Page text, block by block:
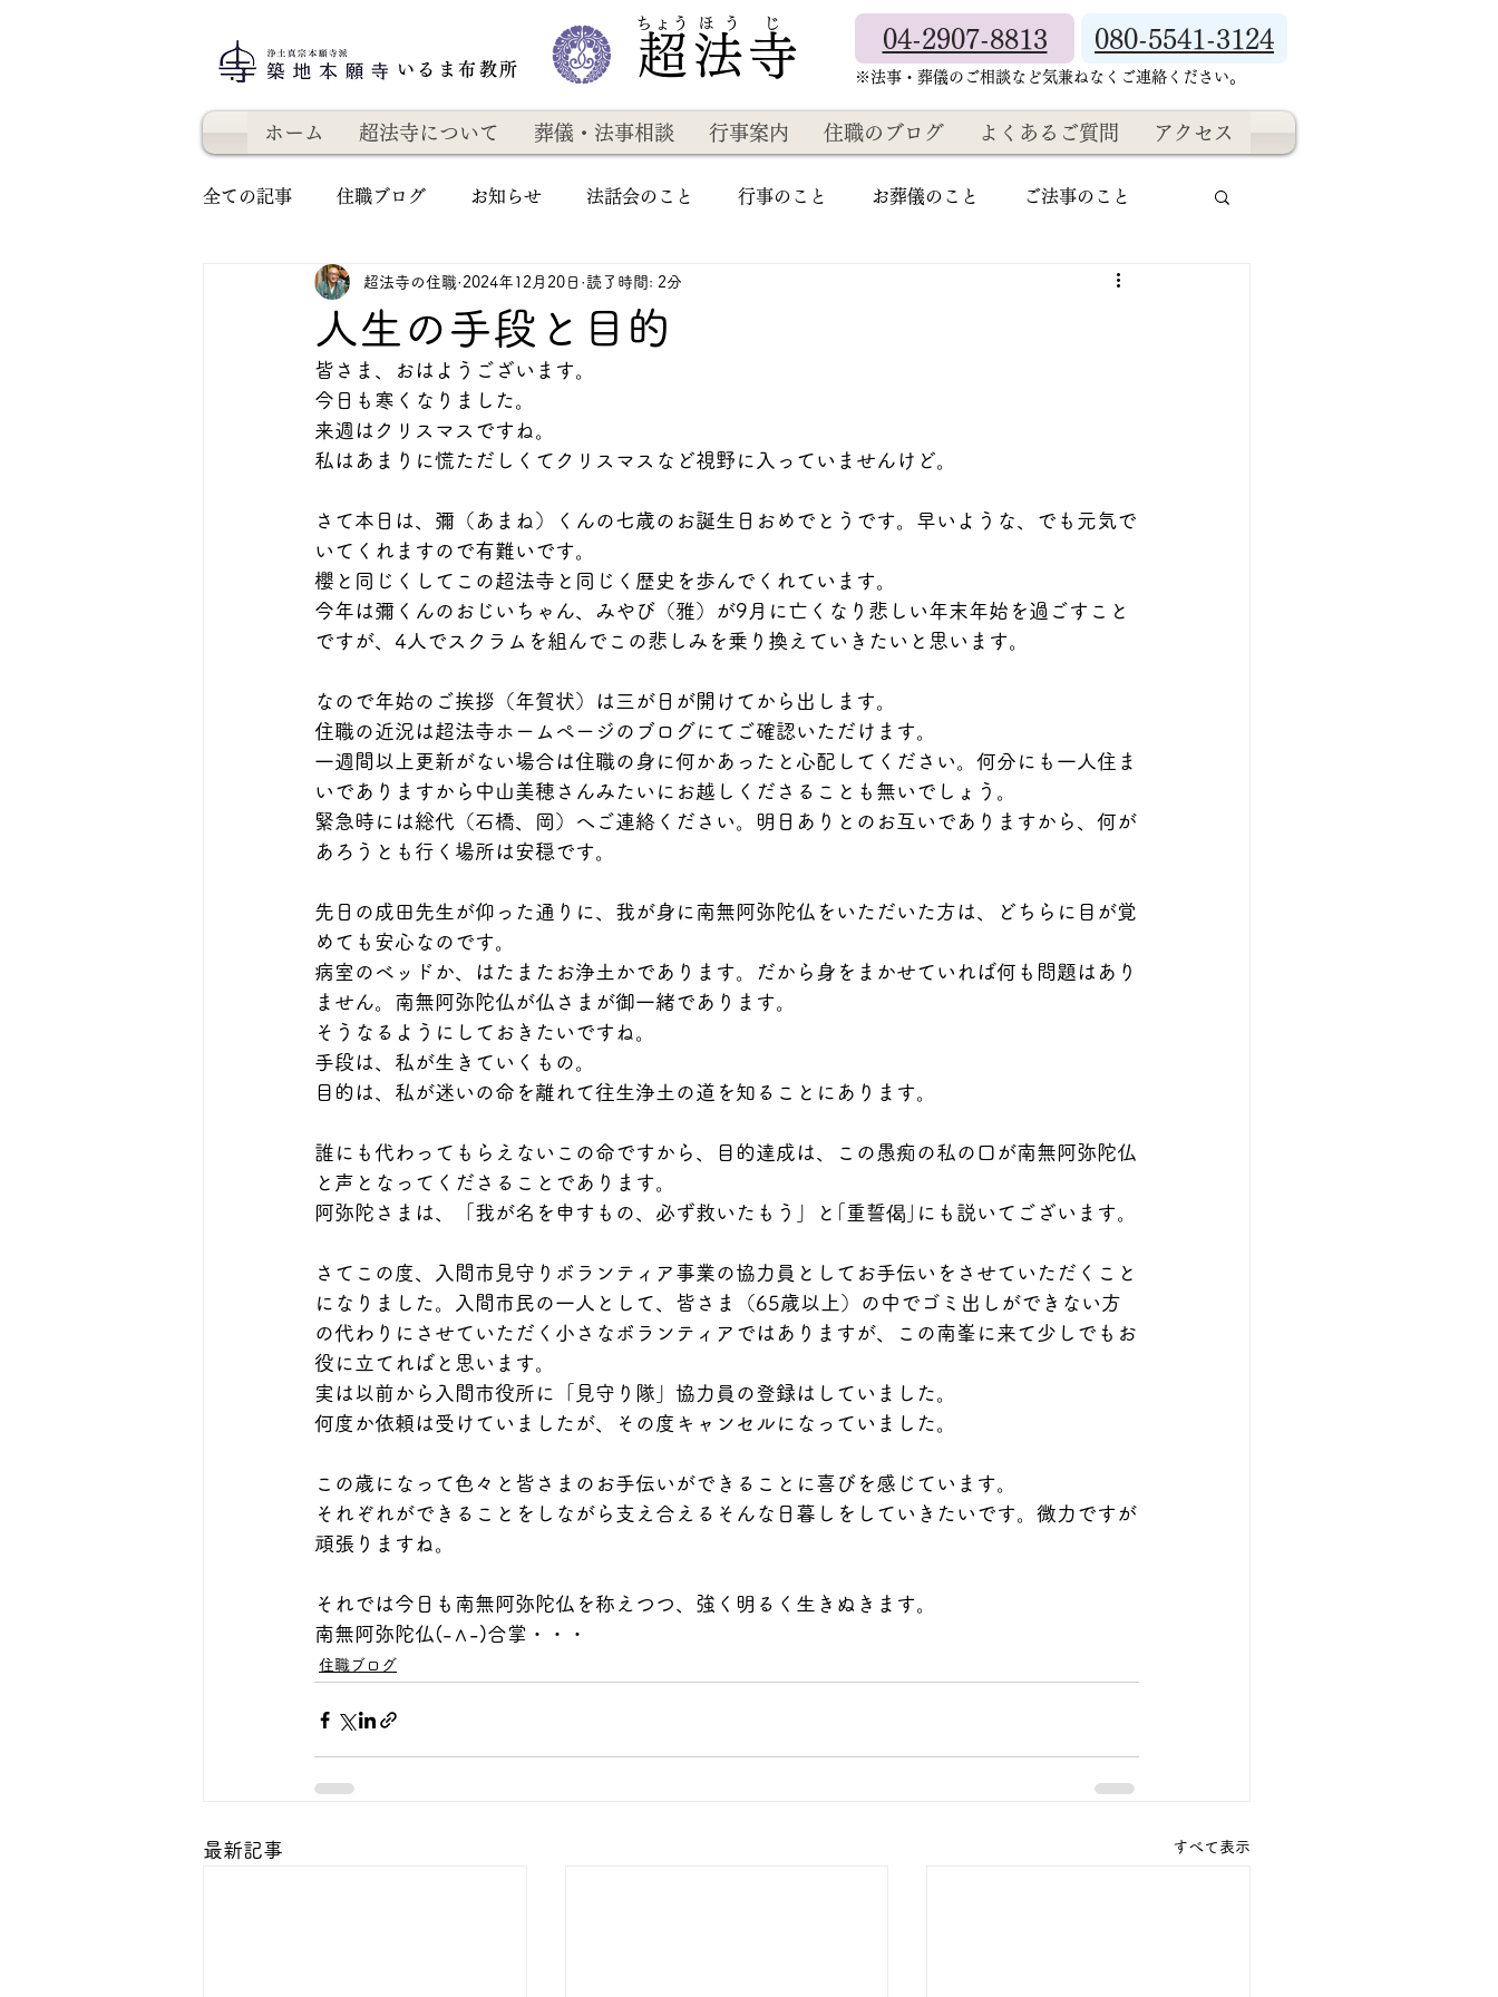
いるま布教所 超法寺
​ちょう ほ う じ
04-2907-8813 080-5541-3124
​※法事・葬儀のご相談など気兼ねなくご連絡ください。
ホーム 超法寺について 葬儀・法事相談 行事案内 住職のブログ よくあるご質問 アクセス
全ての記事 住職ブログ お知らせ 法話会のこと 行事のこと お葬儀のこと ご法事のこと
人生の手段と目的
超法寺の住職 2024年12月20日 読了時間: 2分
皆さま、おはようございます。
今日も寒くなりました。
来週はクリスマスですね。
私はあまりに慌ただしくてクリスマスなど視野に入っていませんけど。
さて本日は、彌（あまね）くんの七歳のお誕生日おめでとうです。早いような、でも元気で
いてくれますので有難いです。
櫻と同じくしてこの超法寺と同じく歴史を歩んでくれています。
今年は彌くんのおじいちゃん、みやび（雅）が9月に亡くなり悲しい年末年始を過ごすこと
ですが、4人でスクラムを組んでこの悲しみを乗り換えていきたいと思います。
なので年始のご挨拶（年賀状）は三が日が開けてから出します。
住職の近況は超法寺ホームページのブログにてご確認いただけます。
一週間以上更新がない場合は住職の身に何かあったと心配してください。何分にも一人住ま
いでありますから中山美穂さんみたいにお越しくださることも無いでしょう。
緊急時には総代（石橋、岡）へご連絡ください。明日ありとのお互いでありますから、何が
あろうとも行く場所は安穏です。
先日の成田先生が仰った通りに、我が身に南無阿弥陀仏をいただいた方は、どちらに目が覚
めても安心なのです。
病室のベッドか、はたまたお浄土かであります。だから身をまかせていれば何も問題はあり
ません。南無阿弥陀仏が仏さまが御一緒であります。
そうなるようにしておきたいですね。
手段は、私が生きていくもの。
目的は、私が迷いの命を離れて往生浄土の道を知ることにあります。
誰にも代わってもらえないこの命ですから、目的達成は、この愚痴の私の口が南無阿弥陀仏
と声となってくださることであります。
阿弥陀さまは、「我が名を申すもの、必ず救いたもう」と｢重誓偈｣にも説いてございます。
さてこの度、入間市見守りボランティア事業の協力員としてお手伝いをさせていただくこと
になりました。入間市民の一人として、皆さま（65歳以上）の中でゴミ出しができない方
の代わりにさせていただく小さなボランティアではありますが、この南峯に来て少しでもお
役に立てればと思います。
実は以前から入間市役所に「見守り隊」協力員の登録はしていました。
何度か依頼は受けていましたが、その度キャンセルになっていました。
この歳になって色々と皆さまのお手伝いができることに喜びを感じています。
それぞれができることをしながら支え合えるそんな日暮しをしていきたいです。微力ですが
頑張りますね。
それでは今日も南無阿弥陀仏を称えつつ、強く明るく生きぬきます。
南無阿弥陀仏(-∧-)合掌・・・
住職ブログ
最新記事 すべて表示